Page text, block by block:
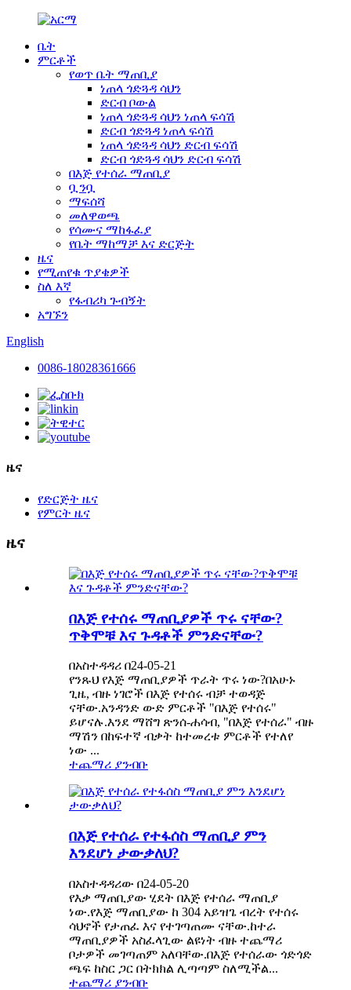
ቤት
ምርቶች
የወጥ ቤት ማጠቢያ
ነጠላ ጎድጓዳ ሳህን
ድርብ ቦውል
ነጠላ ጎድጓዳ ሳህን ነጠላ ፍሳሽ
ድርብ ጎድጓዳ ነጠላ ፍሳሽ
ነጠላ ጎድጓዳ ሳህን ድርብ ፍሳሽ
ድርብ ጎድጓዳ ሳህን ድርብ ፍሳሽ
በእጅ የተሰራ ማጠቢያ
ቧንቧ
ማፍሰሻ
መለዋወጫ
የሳሙና ማከፋፈያ
የቤት ማከማቻ እና ድርጅት
ዜና
የሚጠየቁ ጥያቄዎች
ስለ እኛ
የፋብሪካ ጉብኝት
አግኙን
English
0086-18028361666
ዜና
የድርጅት ዜና
የምርት ዜና
ዜና
በእጅ የተሰሩ ማጠቢያዎች ጥሩ ናቸው?
ጥቅሞቹ እና ጉዳቶች ምንድናቸው?
በአስተዳዳሪ በ24-05-21
የንጹህ የእጅ ማጠቢያዎች ጥራት ጥሩ ነው?በአሁኑ
ጊዜ, ብዙ ነገሮች በእጅ የተሰሩ ብቻ ተወዳጅ
ናቸው.አንዳንድ ውድ ምርቶች "በእጅ የተሰሩ"
ይሆናሉ.እንደ ማሸግ ጽንሰ-ሐሳብ, "በእጅ የተሰራ" ብዙ
ማሽን በከፍተኛ ብቃት ከተመረቱ ምርቶች የተለየ
ነው ...
ተጨማሪ ያንብቡ
በእጅ የተሰራ የተፋሰስ ማጠቢያ ምን
እንደሆነ ታውቃለህ?
በአስተዳዳሪው በ24-05-20
የእቃ ማጠቢያው ሂደት በእጅ የተሰራ ማጠቢያ
ነው.የእጅ ማጠቢያው ከ 304 አይዝጌ ብረት የተሰሩ
ሳህኖች የታጠፈ እና የተገጣጠሙ ናቸው.ከተራ
ማጠቢያዎች አስፈላጊው ልዩነት ብዙ ተጨማሪ
ቦታዎች መገጣጠም አለባቸው.በእጅ የተሰራው ጎድጎድ
ጫፍ ከስር ጋር በትክክል ሊጣጣም ስለሚችል...
ተጨማሪ ያንብቡ